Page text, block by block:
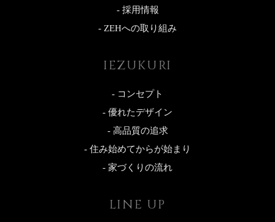
- 採用情報
- ZEHへの取り組み
IEZUKURI
- コンセプト
- 優れたデザイン
- 高品質の追求
- 住み始めてからが始まり
- 家づくりの流れ
LINE UP